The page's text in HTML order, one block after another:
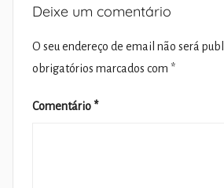
Deixe um comentário
O seu endereço de email não será
obrigatórios marcados com *
Comentário *